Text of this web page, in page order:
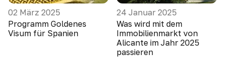
02 März 2025
Programm Goldenes
Visum für Spanien
24 Januar 2025
Was wird mit dem
Immobilienmarkt von
Alicante im Jahr 2025
passieren